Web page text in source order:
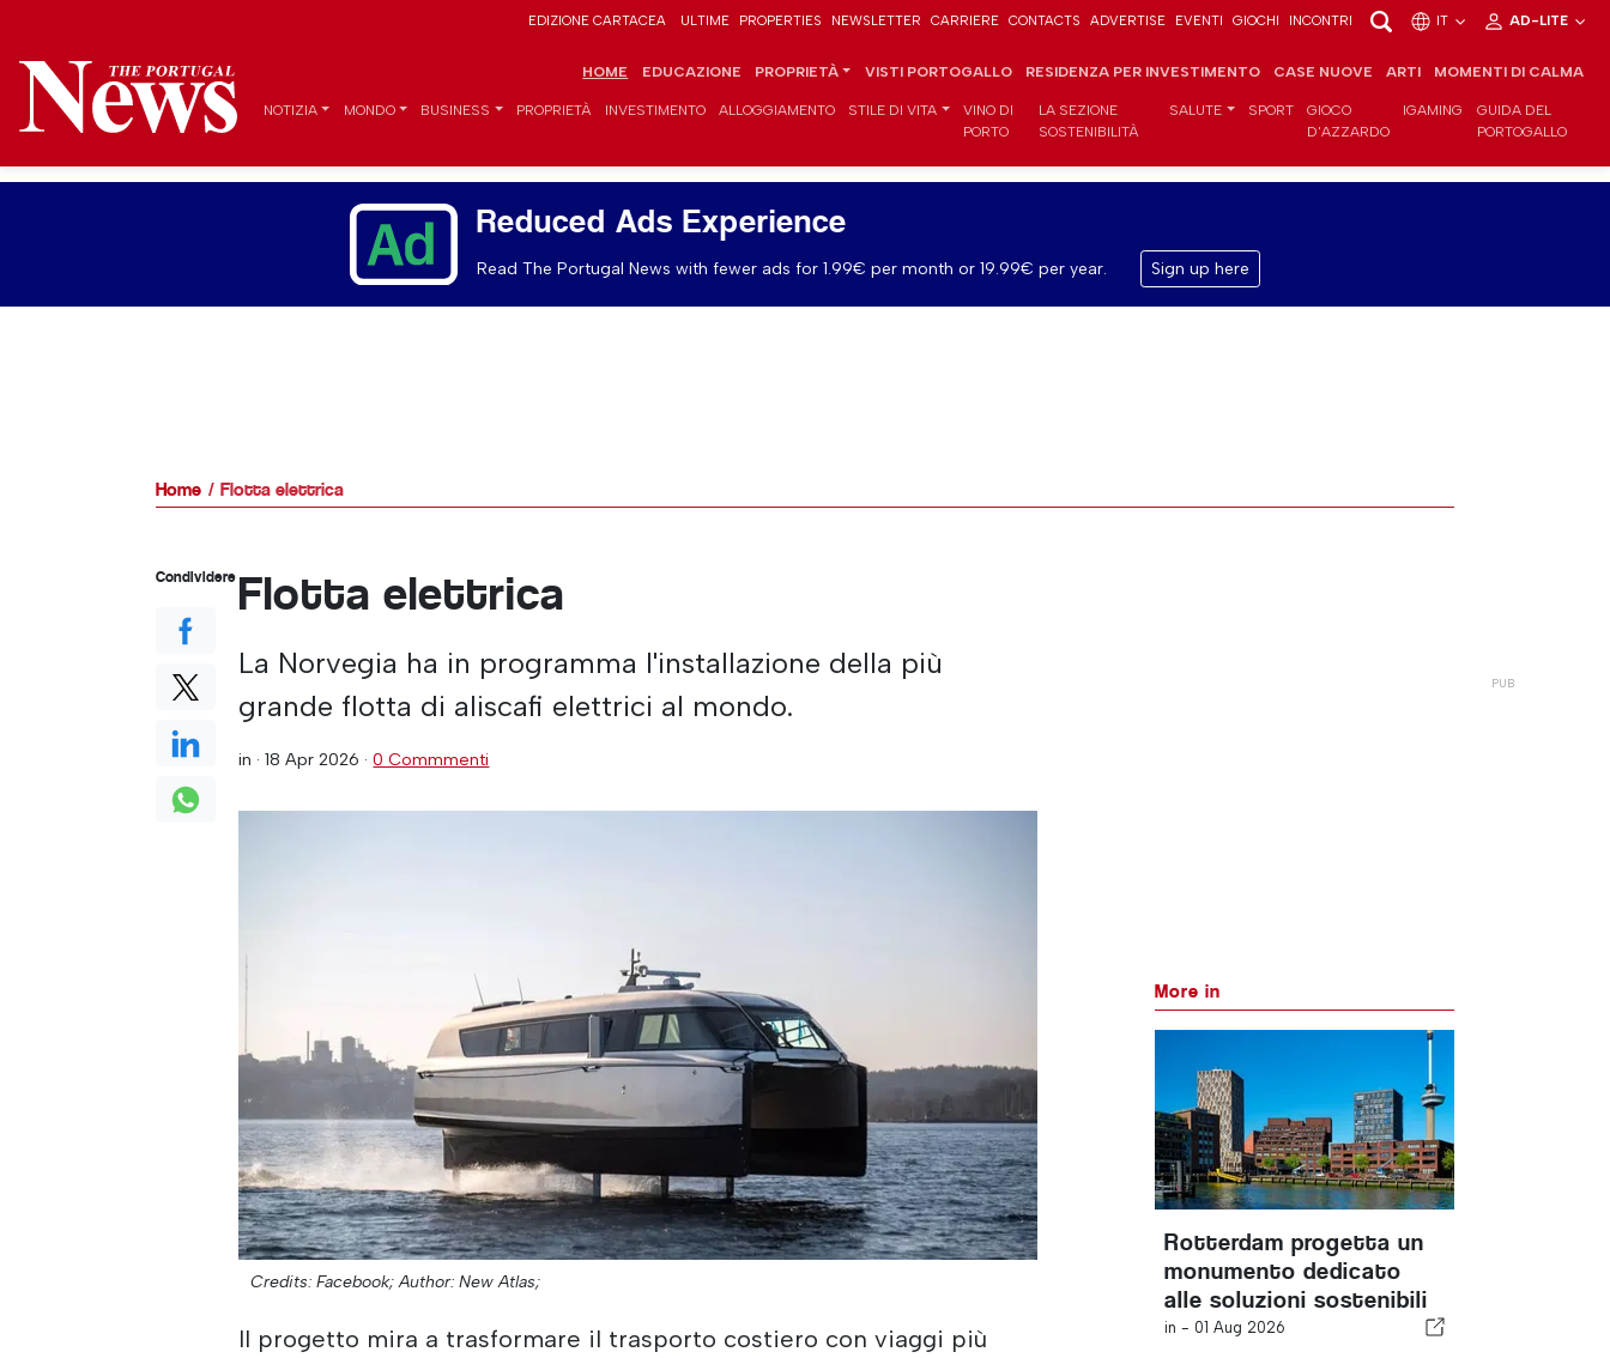
EDIZIONE CARTACEA ULTIME PROPERTIES NEWSLETTER CARRIERE CONTACTS ADVERTISE EVENTI GIOCHI INCONTRI IT AD-LITE
HOME EDUCAZIONE PROPRIETÀ VISTI PORTOGALLO RESIDENZA PER INVESTIMENTO CASE NUOVE ARTI MOMENTI DI CALMA
NOTIZIA MONDO BUSINESS PROPRIETÀ INVESTIMENTO ALLOGGIAMENTO STILE DI VITA
VINO DI
PORTO
LA SEZIONE
SOSTENIBILITÀ
SALUTE SPORT
GIOCO
D'AZZARDO
IGAMING
GUIDA DEL
PORTOGALLO
Reduced Ads Experience
Read The Portugal News with fewer ads for 1.99€ per month or 19.99€ per year. Sign up here
Home Flotta elettrica
Flotta elettrica
La Norvegia ha in programma l'installazione della più
grande flotta di aliscafi elettrici al mondo.
in ·18 Apr 2026 ·0 Commmenti
Credits: Facebook; Author: New Atlas;
Il progetto mira a trasformare il trasporto costiero con viaggi più
Condividere
More in
Rotterdam progetta un
monumento dedicato
alle soluzioni sostenibili
in - 01 Aug 2026